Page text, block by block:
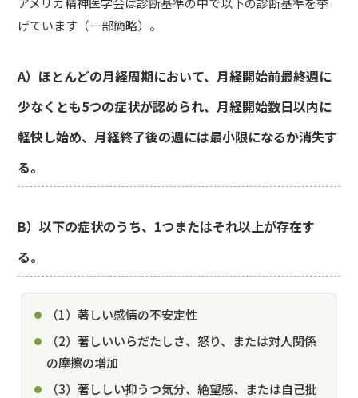
げています（一部簡略）。
A）ほとんどの月経周期において、月経開始前最終週に
少なくとも5つの症状が認められ、月経開始数日以内に
軽快し始め、月経終了後の週には最小限になるか消失す
る。
B）以下の症状のうち、1つまたはそれ以上が存在す
る。
（1）著しい感情の不安定性
（2）著しいいらだたしさ、怒り、または対人関係
の摩擦の増加
（3）著ししい抑うつ気分、絶望感、または自己批